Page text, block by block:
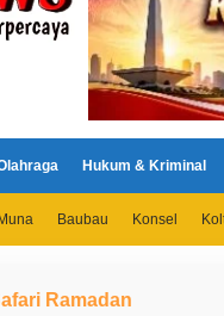
Hukum & Kriminal
Baubau Konsel
Ramadan